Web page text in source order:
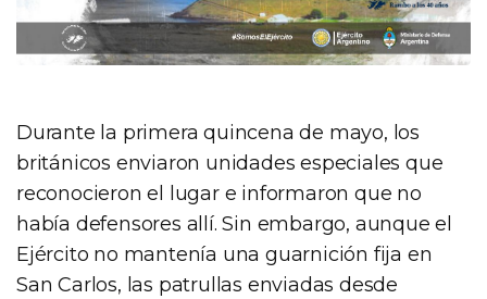
Durante la primera quincena de mayo, los
británicos enviaron unidades especiales que
reconocieron el lugar e informaron que no
había defensores allí. Sin embargo, aunque el
Ejército no mantenía una guarnición fija en
San Carlos, las patrullas enviadas desde